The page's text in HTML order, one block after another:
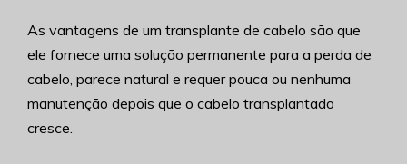
As vantagens de um transplante de cabelo são que
ele fornece uma solução permanente para a perda de
cabelo, parece natural e requer pouca ou nenhuma
manutenção depois que o cabelo transplantado
cresce.